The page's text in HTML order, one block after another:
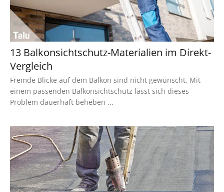
13 Balkonsichtschutz-Materialien im Direkt-
Vergleich
Fremde Blicke auf dem Balkon sind nicht gewünscht. Mit
einem passenden Balkonsichtschutz lässt sich dieses
Problem dauerhaft beheben ...